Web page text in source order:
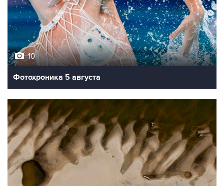
10
Фотохроника 5 августа